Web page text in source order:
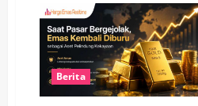
Rp30.000!
Harga
Emas
Antam
Bergerak
Turun
Menuju
Rp2,6
Juta
Berita